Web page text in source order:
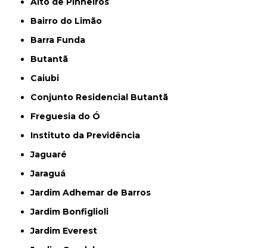
Bairro do Limão
Barra Funda
Butantã
Caiubi
Conjunto Residencial Butantã
Freguesia do Ó
Instituto da Previdência
Jaguaré
Jaraguá
Jardim Adhemar de Barros
Jardim Bonfiglioli
Jardim Everest